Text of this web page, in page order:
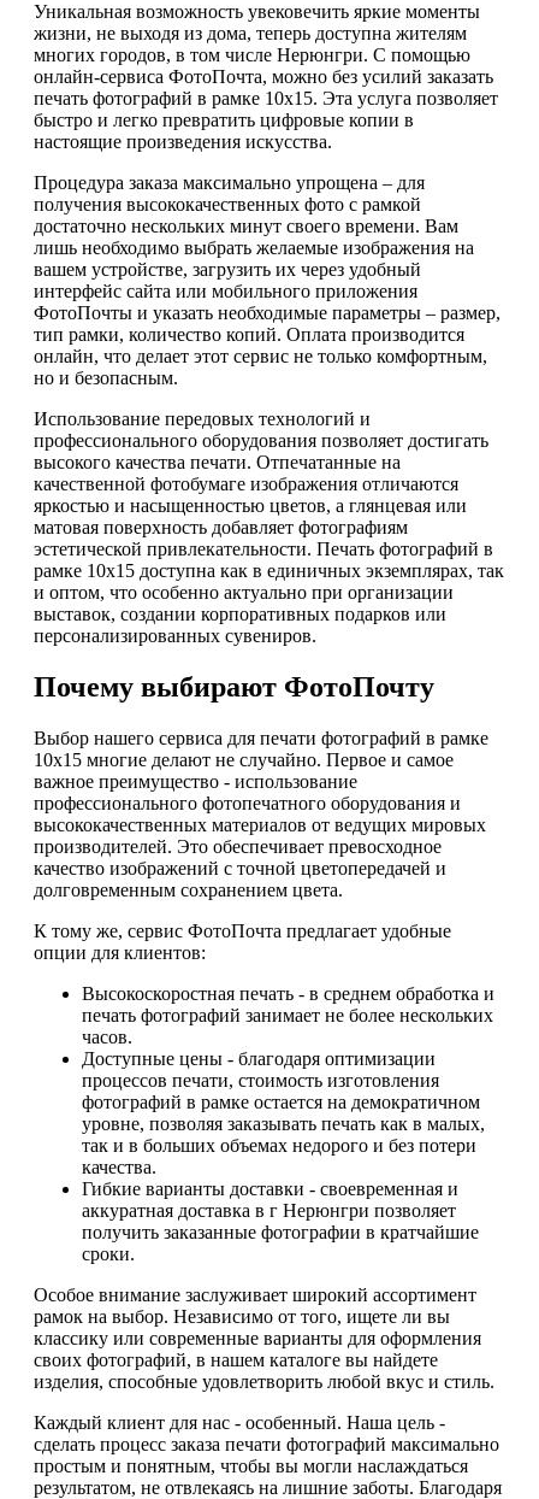
Уникальная возможность увековечить яркие моменты
жизни, не выходя из дома, теперь доступна жителям
многих городов, в том числе Нерюнгри. С помощью
онлайн-сервиса ФотоПочта, можно без усилий заказать
печать фотографий в рамке 10х15. Эта услуга позволяет
быстро и легко превратить цифровые копии в
настоящие произведения искусства.
Процедура заказа максимально упрощена – для
получения высококачественных фото с рамкой
достаточно нескольких минут своего времени. Вам
лишь необходимо выбрать желаемые изображения на
вашем устройстве, загрузить их через удобный
интерфейс сайта или мобильного приложения
ФотоПочты и указать необходимые параметры – размер,
тип рамки, количество копий. Оплата производится
онлайн, что делает этот сервис не только комфортным,
но и безопасным.
Использование передовых технологий и
профессионального оборудования позволяет достигать
высокого качества печати. Отпечатанные на
качественной фотобумаге изображения отличаются
яркостью и насыщенностью цветов, а глянцевая или
матовая поверхность добавляет фотографиям
эстетической привлекательности. Печать фотографий в
рамке 10х15 доступна как в единичных экземплярах, так
и оптом, что особенно актуально при организации
выставок, создании корпоративных подарков или
персонализированных сувениров.
Почему выбирают ФотоПочту
Выбор нашего сервиса для печати фотографий в рамке
10х15 многие делают не случайно. Первое и самое
важное преимущество - использование
профессионального фотопечатного оборудования и
высококачественных материалов от ведущих мировых
производителей. Это обеспечивает превосходное
качество изображений с точной цветопередачей и
долговременным сохранением цвета.
К тому же, сервис ФотоПочта предлагает удобные
опции для клиентов:
Высокоскоростная печать - в среднем обработка и
печать фотографий занимает не более нескольких
часов.
Доступные цены - благодаря оптимизации
процессов печати, стоимость изготовления
фотографий в рамке остается на демократичном
уровне, позволяя заказывать печать как в малых,
так и в больших объемах недорого и без потери
качества.
Гибкие варианты доставки - своевременная и
аккуратная доставка в г Нерюнгри позволяет
получить заказанные фотографии в кратчайшие
сроки.
Особое внимание заслуживает широкий ассортимент
рамок на выбор. Независимо от того, ищете ли вы
классику или современные варианты для оформления
своих фотографий, в нашем каталоге вы найдете
изделия, способные удовлетворить любой вкус и стиль.
Каждый клиент для нас - особенный. Наша цель -
сделать процесс заказа печати фотографий максимально
простым и понятным, чтобы вы могли наслаждаться
результатом, не отвлекаясь на лишние заботы. Благодаря